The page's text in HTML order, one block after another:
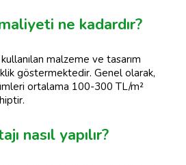
ne kadardır?
malzeme ve tasarım
göstermektedir. Genel olarak,
ortalama 100-300 TL/m²
nasıl yapılır?